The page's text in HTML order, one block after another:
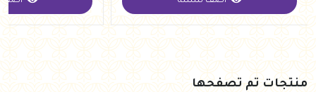
جنيه جنيه
منتجات تم تصفحها